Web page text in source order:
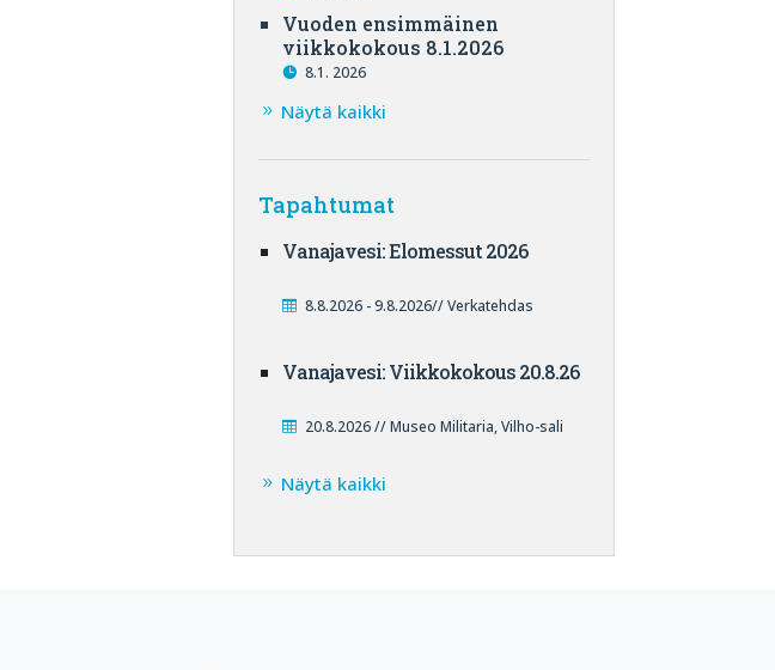
Vuoden ensimmäinen
viikkokokous 8.1.2026
8.1. 2026
Näytä kaikki
Tapahtumat
Vanajavesi: Elomessut 2026
8.8.2026 - 9.8.2026// Verkatehdas
Vanajavesi: Viikkokokous 20.8.26
20.8.2026 // Museo Militaria, Vilho-sali
Näytä kaikki